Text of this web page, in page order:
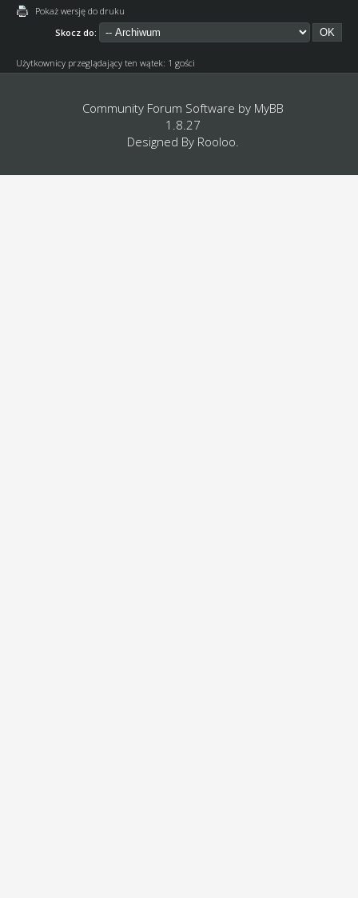
Pokaż wersję do druku
Skocz do:
Użytkownicy przeglądający ten wątek: 1 gości
Community Forum Software by MyBB
1.8.27
Designed By Rooloo